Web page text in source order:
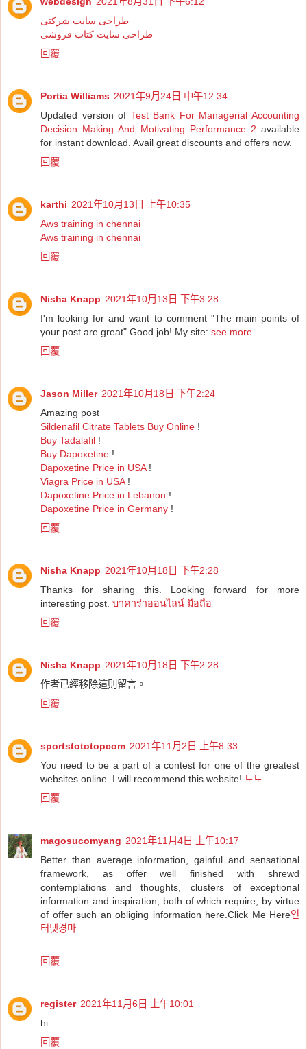
طراحی سایت شرکتی
طراحی سایت کتاب فروشی
回覆
Portia Williams 2021年9月24日 中午12:34
Updated version of Test Bank For Managerial Accounting
Decision Making And Motivating Performance 2 available
for instant download. Avail great discounts and offers now.
回覆
karthi 2021年10月13日 上午10:35
Aws training in chennai
Aws training in chennai
回覆
Nisha Knapp 2021年10月13日 下午3:28
I'm looking for and want to comment "The main points of
your post are great" Good job! My site: see more
回覆
Jason Miller 2021年10月18日 下午2:24
Amazing post
Sildenafil Citrate Tablets Buy Online !
Buy Tadalafil !
Buy Dapoxetine !
Dapoxetine Price in USA!
Viagra Price in USA!
Dapoxetine Price in Lebanon !
Dapoxetine Price in Germany !
回覆
Nisha Knapp 2021年10月18日 下午2:28
Thanks for sharing this. Looking forward for more
interesting post. บาคาร่าออนไลน์ มือถือ
回覆
Nisha Knapp 2021年10月18日 下午2:28
作者已經移除這則留言。
回覆
sportstototopcom 2021年11月2日 上午8:33
You need to be a part of a contest for one of the greatest
websites online. I will recommend this website! 토토
回覆
magosucomyang 2021年11月4日 上午10:17
Better than average information, gainful and sensational
framework, as offer well finished with shrewd
contemplations and thoughts, clusters of exceptional
information and inspiration, both of which require, by virtue
of offer such an obliging information here.Click Me Here인
터넷경마
回覆
register 2021年11月6日 上午10:01
hi
回覆